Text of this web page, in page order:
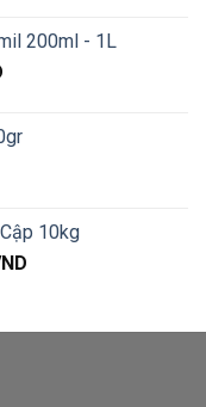
39,000 VND
200ml - 1L
40,000 VND
VND.
10kg
Giá
là: